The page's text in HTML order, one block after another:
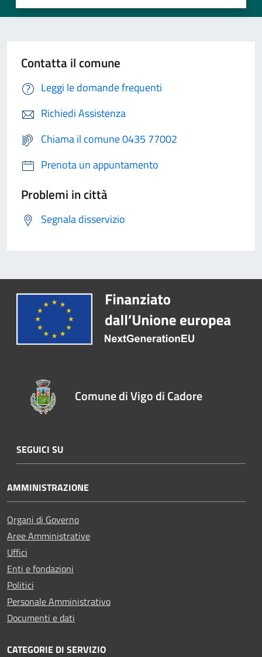
Contatta il comune
Leggi le domande frequenti
Richiedi Assistenza
Chiama il comune 0435 77002
Prenota un appuntamento
Problemi in città
Segnala disservizio
Comune di Vigo di Cadore
SEGUICI SU
AMMINISTRAZIONE
Organi di Governo
Aree Amministrative
Uffici
Enti e fondazioni
Politici
Personale Amministrativo
Documenti e dati
CATEGORIE DI SERVIZIO